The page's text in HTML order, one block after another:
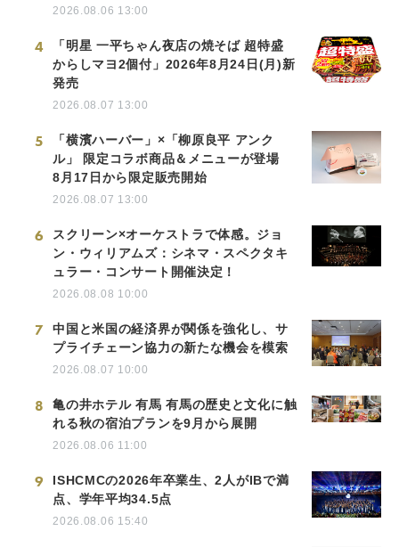
2026.08.06 13:00
4
「明星 一平ちゃん夜店の焼そば 超特盛
からしマヨ2個付」2026年8月24日(月)新
発売
2026.08.07 13:00
5
「横濱ハーバー」×「柳原良平 アンク
ル」 限定コラボ商品＆メニューが登場
8月17日から限定販売開始
2026.08.07 13:00
6
スクリーン×オーケストラで体感。ジョ
ン・ウィリアムズ：シネマ・スペクタキ
ュラー・コンサート開催決定！
2026.08.08 10:00
7
中国と米国の経済界が関係を強化し、サ
プライチェーン協力の新たな機会を模索
2026.08.07 10:00
8
亀の井ホテル 有馬 有馬の歴史と文化に触
れる秋の宿泊プランを9月から展開
2026.08.06 11:00
9
ISHCMCの2026年卒業生、2人がIBで満
点、学年平均34.5点
2026.08.06 15:40